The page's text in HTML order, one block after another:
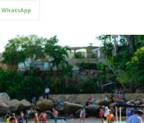
WhatsApp